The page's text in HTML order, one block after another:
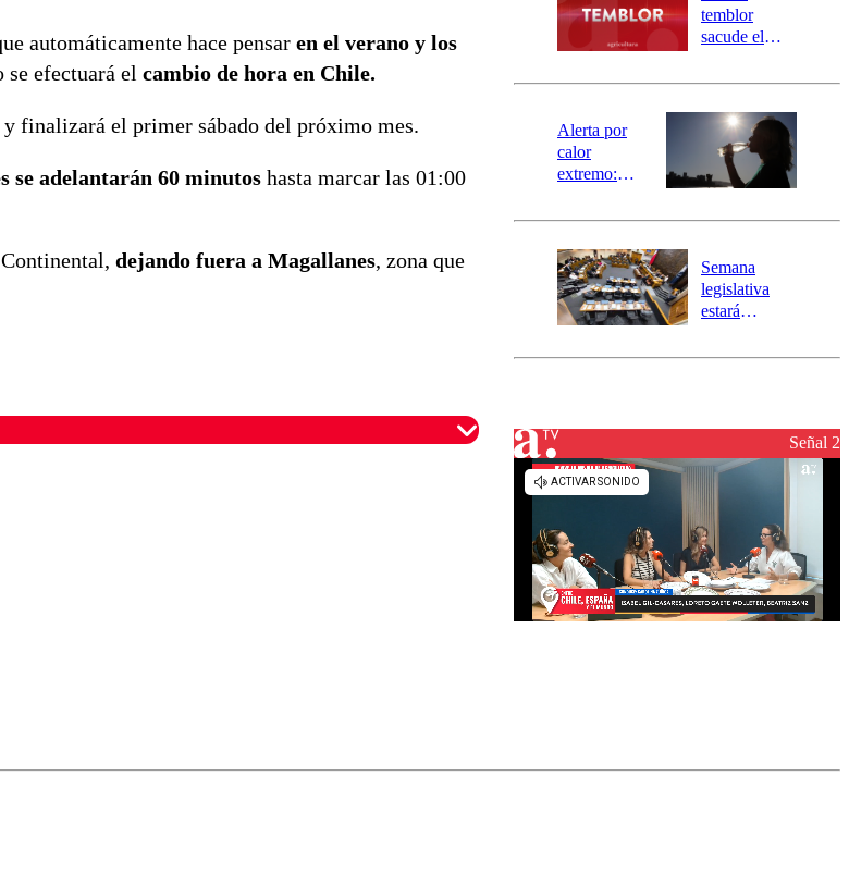
automáticamente hace pensar en el verano y los
se efectuará el cambio de hora en Chile.
finalizará el primer sábado del próximo mes.
se adelantarán 60 minutos hasta marcar las 01:00
dejando fuera a Magallanes, zona que
activa
mensajería
SAE
temblor
sacude el
revisa la
epicentro
Alerta por
calor
extremo:
activa Alerta
Preventiva en
tres comunas
Semana
legislativa
estará
el fin de la
reconstrucciónSeñal 2